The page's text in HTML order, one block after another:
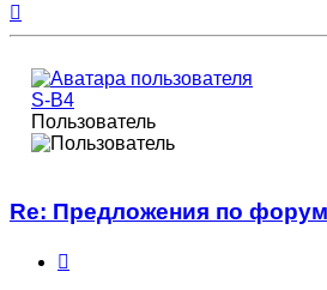
S-B4
Пользователь
Re: Предложения по